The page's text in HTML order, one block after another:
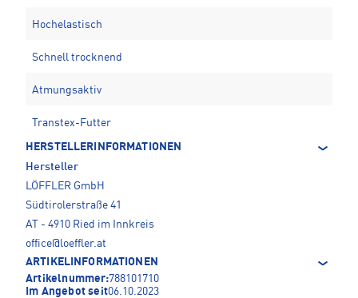
Hochelastisch
Schnell trocknend
Atmungsaktiv
Transtex-Futter
HERSTELLERINFORMATIONEN
Hersteller
LÖFFLER GmbH
Südtirolerstraße 41
AT - 4910 Ried im Innkreis
office@loeffler.at
ARTIKELINFORMATIONEN
Artikelnummer:788101710
Im Angebot seit06.10.2023